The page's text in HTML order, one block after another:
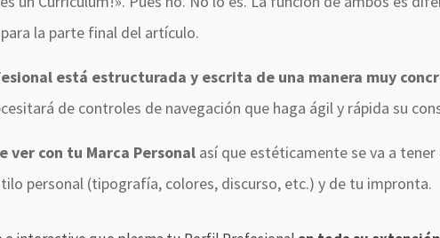
la parte final del artículo.
está estructurada y escrita de una manera muy
de controles de navegación que haga ágil y rápida su
ver con tu Marca Personal así que estéticamente se va a tener
personal (tipografía, colores, discurso, etc.) y de tu impronta.